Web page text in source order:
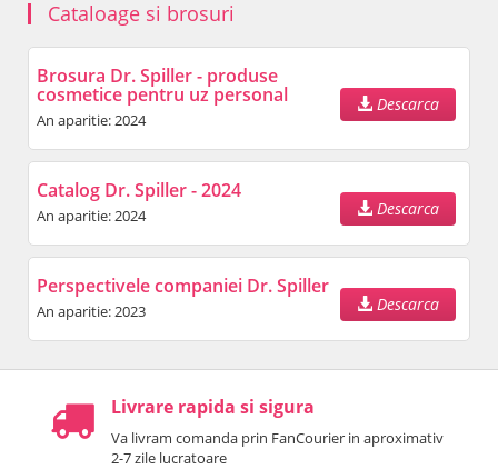
Cataloage si brosuri
Brosura Dr. Spiller - produse
cosmetice pentru uz personal
An aparitie: 2024
Descarca
Catalog Dr. Spiller - 2024
An aparitie: 2024 Descarca
Perspectivele companiei Dr. Spiller
An aparitie: 2023 Descarca
Livrare rapida si sigura
Va livram comanda prin FanCourier in aproximativ
2-7 zile lucratoare